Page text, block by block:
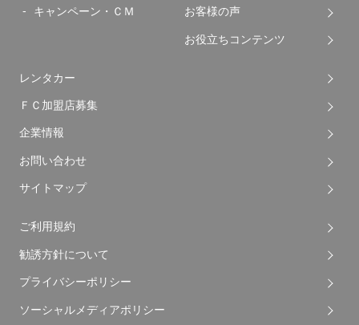
キャンペーン・ＣＭ お客様の声
お役立ちコンテンツ
レンタカー
ＦＣ加盟店募集
企業情報
お問い合わせ
サイトマップ
ご利用規約
勧誘方針について
プライバシーポリシー
ソーシャルメディアポリシー